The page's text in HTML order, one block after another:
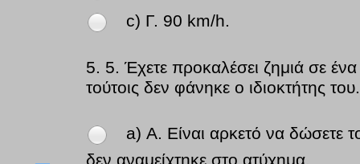
c) Γ. 90 km/h.
5. 5. Έχετε προκαλέσει ζημιά σε
τούτοις δεν φάνηκε ο ιδιοκτήτης
a) Α. Είναι αρκετό να δώσετε